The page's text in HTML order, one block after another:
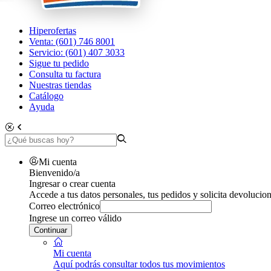
Hiperofertas
Venta: (601) 746 8001
Servicio: (601) 407 3033
Sigue tu pedido
Consulta tu factura
Nuestras tiendas
Catálogo
Ayuda
Mi cuenta
Bienvenido/a
Ingresar o crear cuenta
Accede a tus datos personales, tus pedidos y solicita
Correo electrónico
Ingrese un correo válido
Continuar
Mi cuenta
Aquí podrás consultar todos tus movimientos